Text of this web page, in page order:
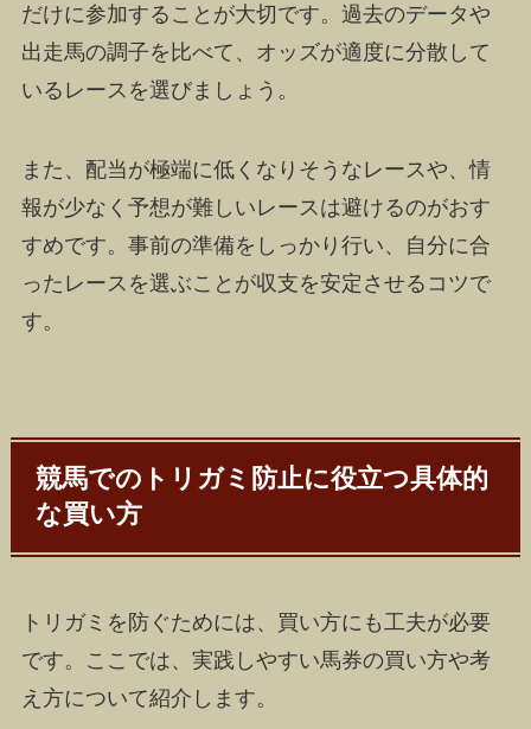
だけに参加することが大切です。過去のデータや
出走馬の調子を比べて、オッズが適度に分散して
いるレースを選びましょう。
また、配当が極端に低くなりそうなレースや、情
報が少なく予想が難しいレースは避けるのがおす
すめです。事前の準備をしっかり行い、自分に合
ったレースを選ぶことが収支を安定させるコツで
す。
競馬でのトリガミ防止に役立つ具体的
な買い方
トリガミを防ぐためには、買い方にも工夫が必要
です。ここでは、実践しやすい馬券の買い方や考
え方について紹介します。